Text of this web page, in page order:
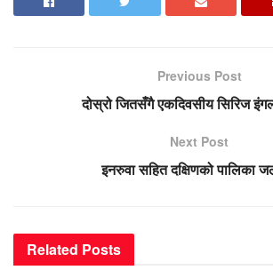
Previous Post
दोस्रो जितसँगै एकदिवसीय सिरिज
Next Post
इनरुवा सहित दक्षिणको पालिका
Related Posts